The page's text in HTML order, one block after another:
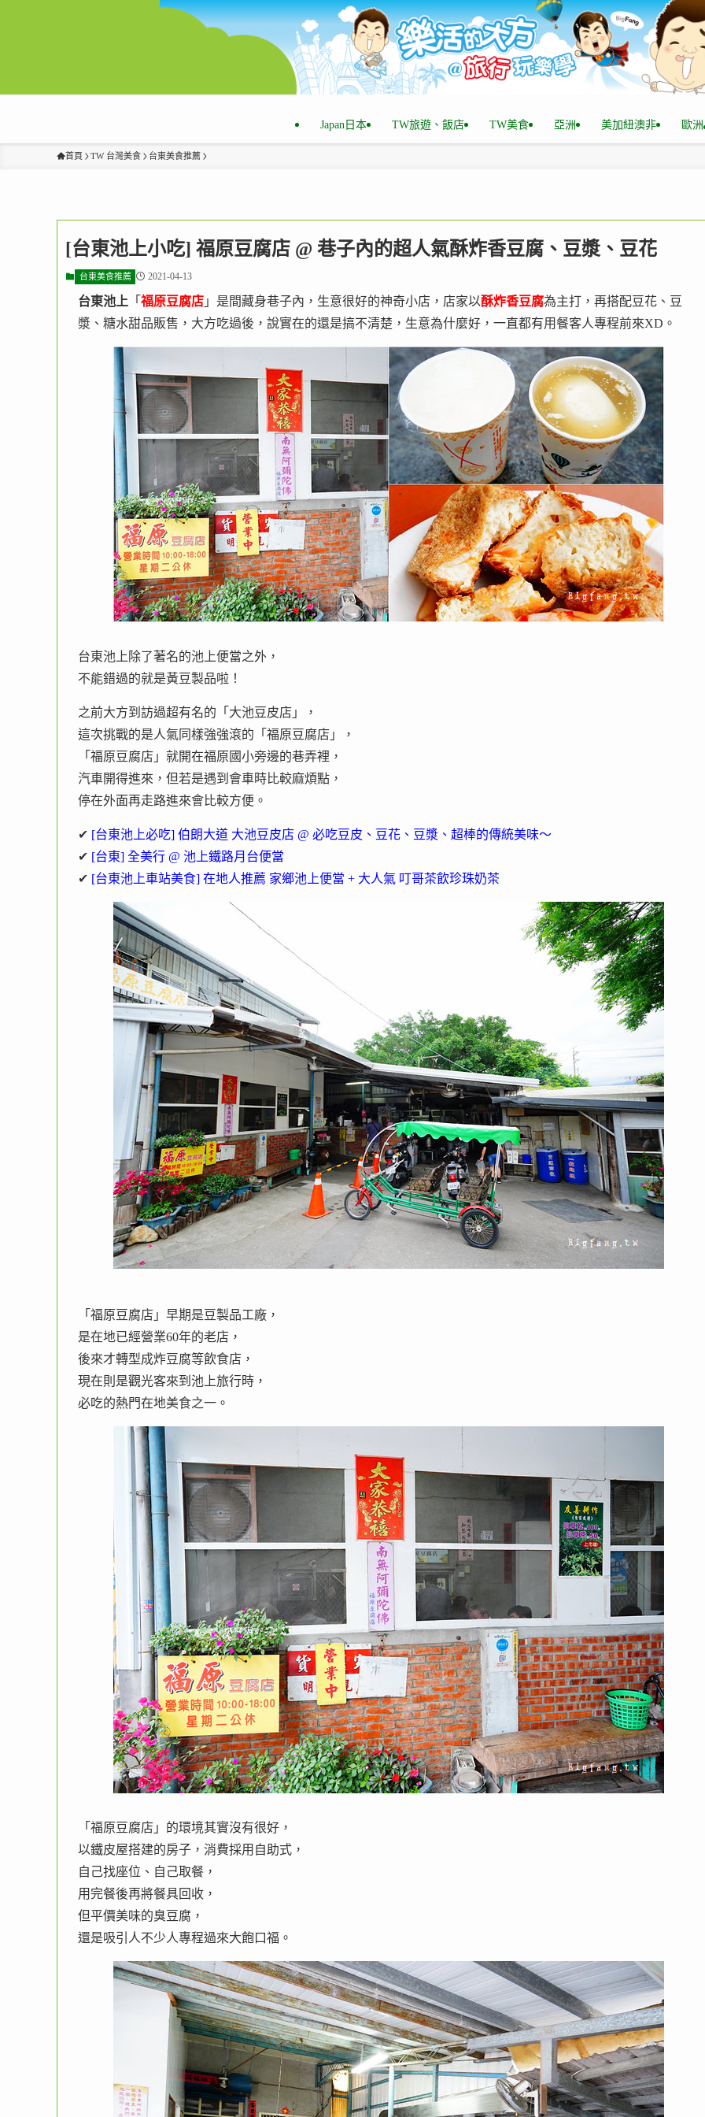
Japan日本 TW旅遊、飯店 TW美食 亞洲 美加紐澳非 歐洲
首頁 TW 台灣美食 台東美食推薦
[台東池上小吃] 福原豆腐店 @ 巷子內的超人氣酥炸香豆腐、豆漿、豆花
台東美食推薦 2021-04-13
台東池上 「 福原豆腐店 」是間藏身巷子內，生意很好的神奇小店，店家以酥炸香豆腐為主打，再搭配豆花、豆
漿、糖水甜品販售，大方吃過後，說實在的還是搞不清楚，生意為什麼好，一直都有用餐客人專程前來XD。
台東池上除了著名的池上便當之外，
不能錯過的就是黃豆製品啦！
之前大方到訪過超有名的「大池豆皮店」，
這次挑戰的是人氣同樣強強滾的「福原豆腐店」，
「福原豆腐店」就開在福原國小旁邊的巷弄裡，
汽車開得進來，但若是遇到會車時比較麻煩點，
停在外面再走路進來會比較方便。
✔ [台東池上必吃] 伯朗大道 大池豆皮店 @ 必吃豆皮、豆花、豆漿、超棒的傳統美味～
✔ [台東] 全美行 @ 池上鐵路月台便當
✔ [台東池上車站美食] 在地人推薦 家鄉池上便當 + 大人氣 叮哥茶飲珍珠奶茶
「福原豆腐店」早期是豆製品工廠，
是在地已經營業60年的老店，
後來才轉型成炸豆腐等飲食店，
現在則是觀光客來到池上旅行時，
必吃的熱門在地美食之一。
「福原豆腐店」的環境其實沒有很好，
以鐵皮屋搭建的房子，消費採用自助式，
自己找座位、自己取餐，
用完餐後再將餐具回收，
但平價美味的臭豆腐，
還是吸引人不少人專程過來大飽口福。